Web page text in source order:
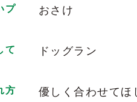
| ID:0N6PA4KqgK
| ID:Hp4tPoeUiZ
| ID:CtF0YlS9F0
プ
おさけ
て
ドッグラン
方
優しく合わせてほ